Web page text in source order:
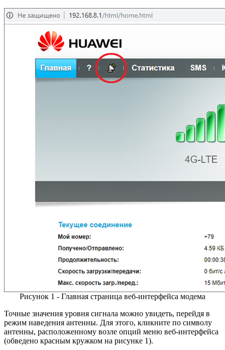
Рисунок 1 - Главная страница веб-интерфейса модема
Точные значения уровня сигнала можно увидеть, перейдя в
режим наведения антенны. Для этого, кликните по символу
антенны, расположенному возле опций меню веб-интерфейса
(обведено красным кружком на рисунке 1).